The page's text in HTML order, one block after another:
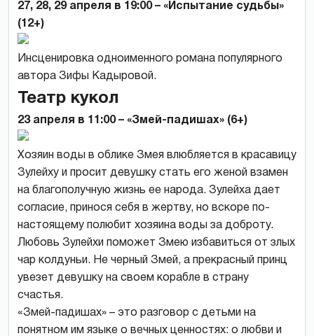
27, 28, 29 апреля в 19:00 – «Испытание судьбы»
(12+)
Инсценировка одноименного романа популярного
автора Зифы Кадыровой.
Театр кукол
23 апреля в 11:00 – «Змей-падишах» (6+)
Хозяин воды в облике Змея влюбляется в красавицу
Зулейху и просит девушку стать его женой взамен
на благополучную жизнь ее народа. Зулейха дает
согласие, принося себя в жертву, но вскоре по-
настоящему полюбит хозяина воды за доброту.
Любовь Зулейхи поможет Змею избавиться от злых
чар колдуньи. Не черный Змей, а прекрасный принц
увезет девушку на своем корабле в страну
счастья.
«Змей-падишах» – это разговор с детьми на
понятном им языке о вечных ценностях: о любви и